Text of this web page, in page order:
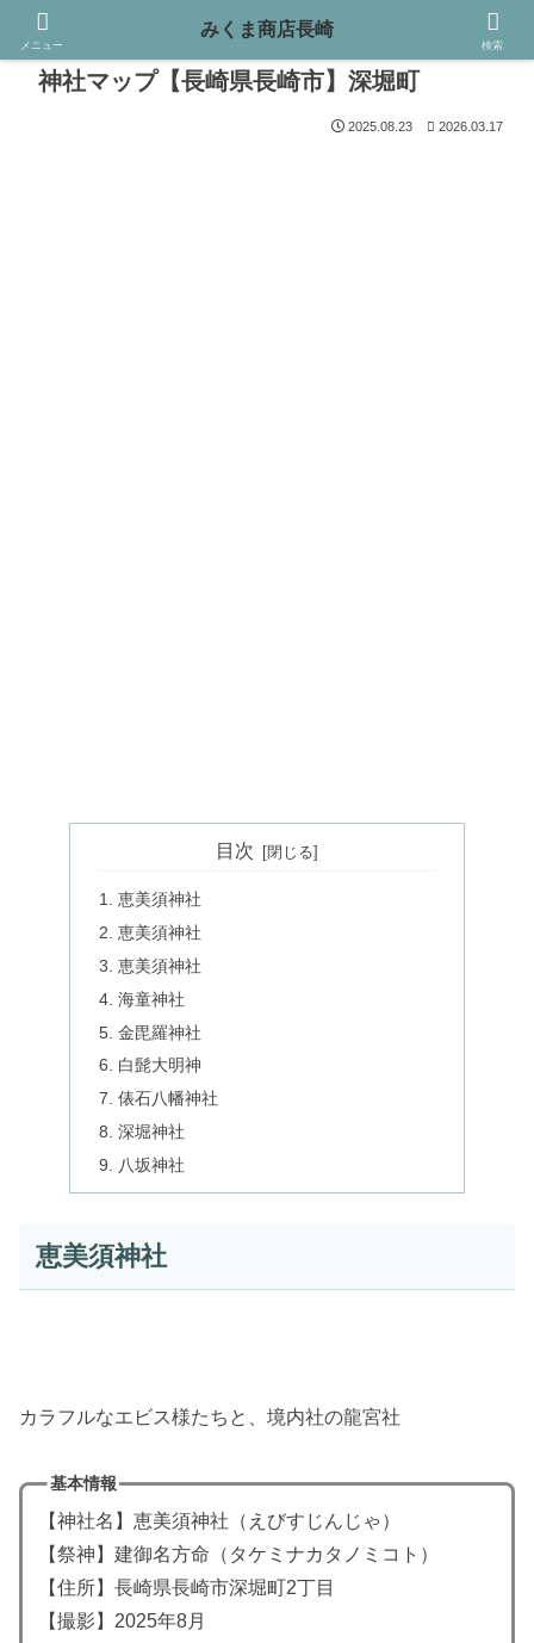
神社マップ【長崎県長崎市】深堀町
2025.08.23 2026.03.17
目次
恵美須神社
恵美須神社
恵美須神社
海童神社
金毘羅神社
白髭大明神
俵石八幡神社
深堀神社
八坂神社
恵美須神社
カラフルなエビス様たちと、境内社の龍宮社
基本情報
【神社名】恵美須神社（えびすじんじゃ）
【祭神】 建御名方命 （タケミナカタノミコト）
【住所】長崎県長崎市深堀町2丁目
【撮影】2025年8月
メニュー
みくま商店長崎
検索